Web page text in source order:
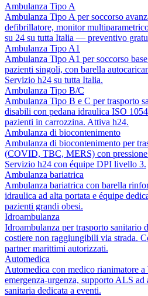
Ambulanza Tipo A
Ambulanza Tipo A per soccorso
defibrillatore, monitor
su 24 su tutta Italia — preventivo
Ambulanza Tipo A1
Ambulanza Tipo A1 per soccorso
pazienti singoli, con barella
Servizio h24 su tutta Italia.
Ambulanza Tipo B/C
Ambulanza Tipo B e C per trasporto
disabili con pedana idraulica ISO
pazienti in carrozzina. Attiva h24.
Ambulanza di biocontenimento
Ambulanza di biocontenimento per
(COVID, TBC, MERS) con
Servizio h24 con équipe DPI livello 3.
Ambulanza bariatrica
Ambulanza bariatrica con barella
idraulica ad alta portata e équipe
pazienti grandi obesi.
Idroambulanza
Idroambulanza per trasporto sanitario
costiere non raggiungibili via strada.
partner marittimi autorizzati.
Automedica
Automedica con medico rianimatore
emergenza-urgenza, supporto ALS ad
sanitaria dedicata a eventi.